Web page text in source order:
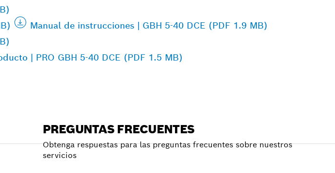
Manual de instrucciones | GBH 5-40 DCE (PDF 1.9 MB)
| PRO GBH 5-40 DCE (PDF 1.5 MB)
PREGUNTAS FRECUENTES
Obtenga respuestas para las preguntas frecuentes sobre nuestros
servicios